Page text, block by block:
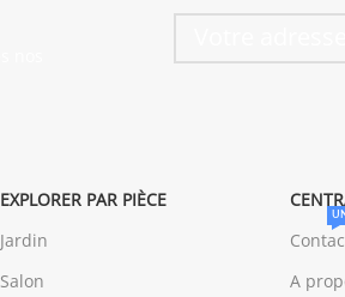
EXPLORER PAR PIÈCE
Jardin
Salon
A